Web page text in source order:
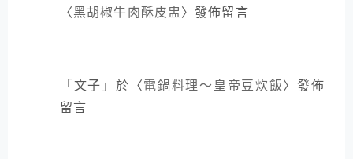
〈黑胡椒牛肉酥皮盅 〉發佈留言
「 文子 」於〈電鍋料理～皇帝豆炊飯〉發佈
留言